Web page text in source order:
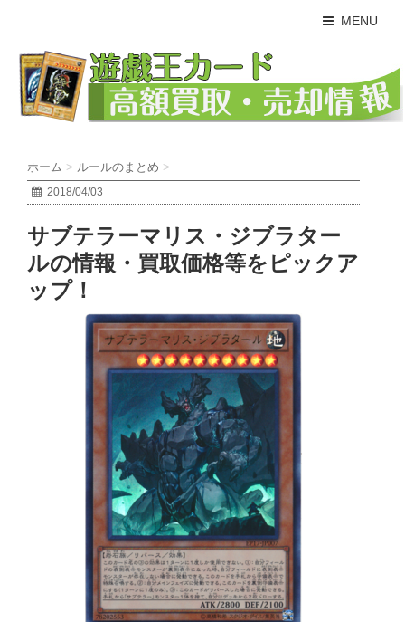
MENU
ホーム > ルールのまとめ >
2018/04/03
サブテラーマリス・ジブラター
ルの情報・買取価格等をピックア
ップ！